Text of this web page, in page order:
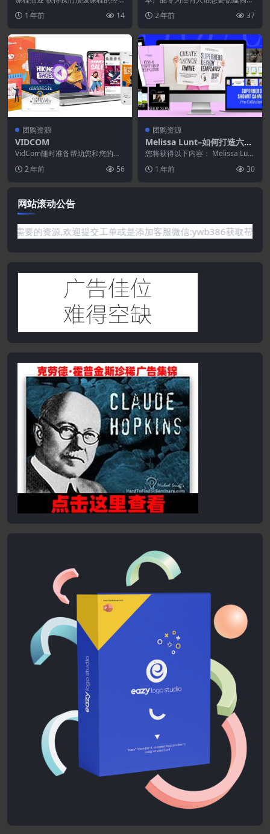
s Package
《纽约时报》畅销书...
1 年前 14
示促销轻松只使用po...
2 年前 37
团购资源
VIDCOM
VidCom随时准备帮助您和您的客
频和图形，例如:...
2 年前 56
团购资源
Melissa Lunt–如何打造六位
数Showit模板商店
您将获得以下内容： Melissa Lunt
1 年前 30
网站滚动公告
站没有你需要的资源,欢迎提交工单或是添加客服微信:ywb386获